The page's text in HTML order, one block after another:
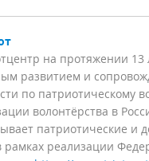
на протяжении 13
развитием и
по патриотическому
волонтёрства в
патриотические и
рамках реализации